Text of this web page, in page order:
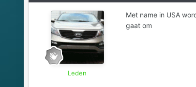
Leden
Met name in USA
gaat om